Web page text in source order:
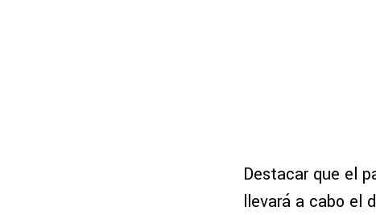
Destacar que el
llevará a cabo el